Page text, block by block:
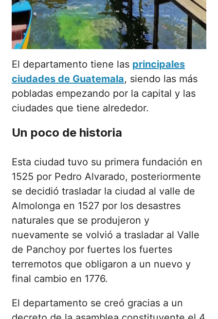
El departamento tiene las principales
ciudades de Guatemala, siendo las más
pobladas empezando por la capital y las
ciudades que tiene alrededor.
Un poco de historia
Esta ciudad tuvo su primera fundación en
1525 por Pedro Alvarado, posteriormente
se decidió trasladar la ciudad al valle de
Almolonga en 1527 por los desastres
naturales que se produjeron y
nuevamente se volvió a trasladar al Valle
de Panchoy por fuertes los fuertes
terremotos que obligaron a un nuevo y
final cambio en 1776.
El departamento se creó gracias a un